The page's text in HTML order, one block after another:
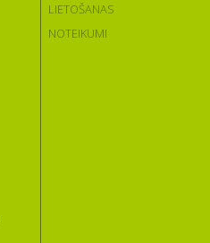
LIETOŠANAS
NOTEIKUMI